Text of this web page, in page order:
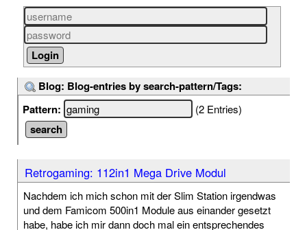
Blog: Blog-entries by search-pattern/Tags:
Pattern:
(2 Entries)
Retrogaming: 112in1 Mega Drive Modul
Nachdem ich mich schon mit der Slim Station irgendwas
und dem Famicom 500in1 Module aus einander gesetzt
habe, habe ich mir dann doch mal ein entsprechendes